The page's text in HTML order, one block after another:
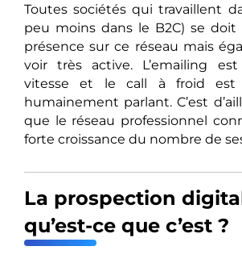
Toutes sociétés qui travaillent
peu moins dans le B2C) se doit
présence sur ce réseau mais
voir très active. L’emailing
vitesse et le call à froid est
humainement parlant. C’est
que le réseau professionnel
forte croissance du nombre de
La prospection
qu’est-ce que c’est ?